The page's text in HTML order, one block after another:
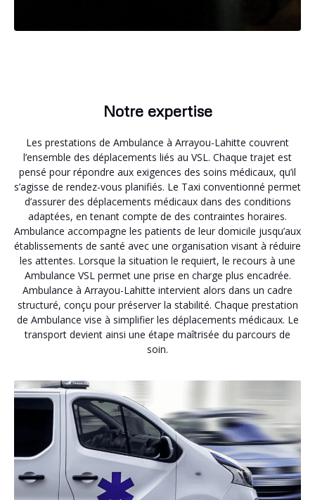
Notre expertise
Les prestations de Ambulance à Arrayou-Lahitte couvrent
l’ensemble des déplacements liés au VSL. Chaque trajet est
pensé pour répondre aux exigences des soins médicaux, qu’il
s’agisse de rendez-vous planifiés. Le Taxi conventionné permet
d’assurer des déplacements médicaux dans des conditions
adaptées, en tenant compte de des contraintes horaires.
Ambulance accompagne les patients de leur domicile jusqu’aux
établissements de santé avec une organisation visant à réduire
les attentes. Lorsque la situation le requiert, le recours à une
Ambulance VSL permet une prise en charge plus encadrée.
Ambulance à Arrayou-Lahitte intervient alors dans un cadre
structuré, conçu pour préserver la stabilité. Chaque prestation
de Ambulance vise à simplifier les déplacements médicaux. Le
transport devient ainsi une étape maîtrisée du parcours de
soin.